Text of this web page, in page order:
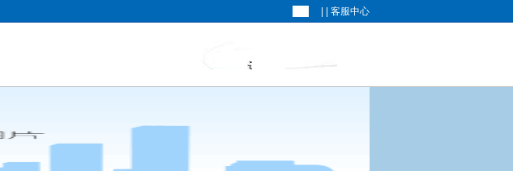
客服中心